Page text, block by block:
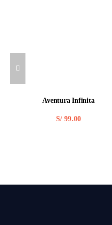
Aventura Infinita
S/99.00